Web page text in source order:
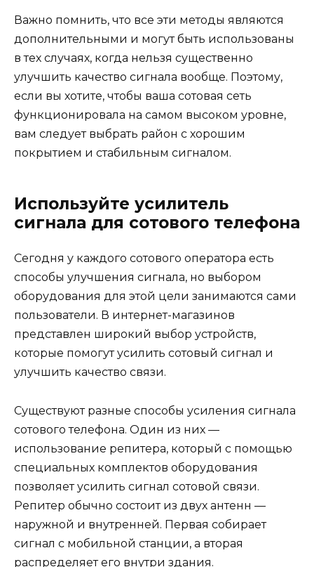
Важно помнить, что все эти методы являются
дополнительными и могут быть использованы
в тех случаях, когда нельзя существенно
улучшить качество сигнала вообще. Поэтому,
если вы хотите, чтобы ваша сотовая сеть
функционировала на самом высоком уровне,
вам следует выбрать район с хорошим
покрытием и стабильным сигналом.
Используйте усилитель
сигнала для сотового телефона
Сегодня у каждого сотового оператора есть
способы улучшения сигнала, но выбором
оборудования для этой цели занимаются сами
пользователи. В интернет-магазинов
представлен широкий выбор устройств,
которые помогут усилить сотовый сигнал и
улучшить качество связи.
Существуют разные способы усиления сигнала
сотового телефона. Один из них —
использование репитера, который с помощью
специальных комплектов оборудования
позволяет усилить сигнал сотовой связи.
Репитер обычно состоит из двух антенн —
наружной и внутренней. Первая собирает
сигнал с мобильной станции, а вторая
распределяет его внутри здания.